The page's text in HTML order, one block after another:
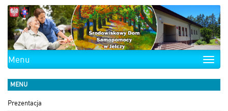
Toggle
Menu
MENU
Prezentacja